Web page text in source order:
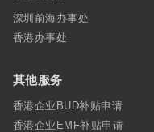
深圳前海办事处
香港办事处
其他服务
香港企业BUD补贴申请
香港企业EMF补贴申请